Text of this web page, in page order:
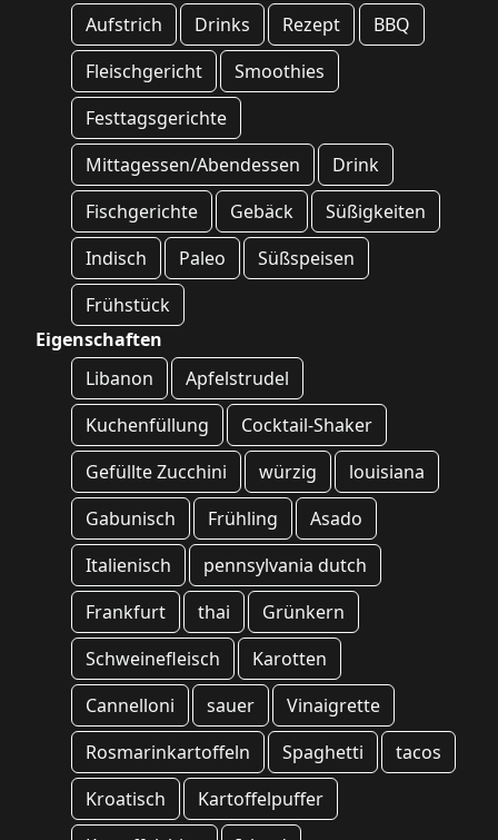
Aufstrich
Drinks Rezept
BBQ
Fleischgericht
Smoothies
Festtagsgerichte
Mittagessen/Abendessen
Drink
Fischgerichte
Gebäck
Süßigkeiten
Indisch
Paleo
Süßspeisen
Frühstück
Eigenschaften
Libanon
Apfelstrudel
Kuchenfüllung
Cocktail-Shaker
Gefüllte Zucchini
würzig
louisiana
Gabunisch
Frühling
Asado
Italienisch
pennsylvania dutch
Frankfurt
thai
Grünkern
Schweinefleisch
Karotten
Cannelloni
sauer
Vinaigrette
Rosmarinkartoffeln
Spaghetti
tacos
Kroatisch
Kartoffelpuffer